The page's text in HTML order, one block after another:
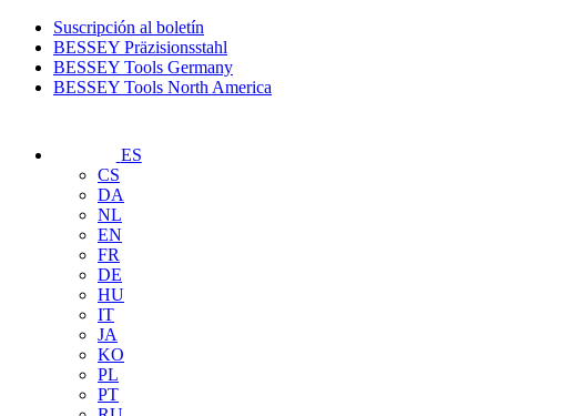
Suscripción al boletín
BESSEY Präzisionsstahl
BESSEY Tools Germany
BESSEY Tools North America
ES
CS
DA
NL
EN
FR
DE
HU
IT
JA
KO
PL
PT